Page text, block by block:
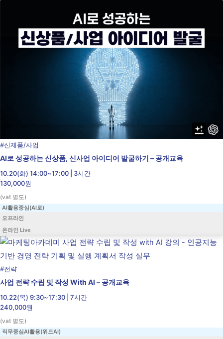
#신제품/사업
AI로 성공하는 신상품, 신사업 아이디어 발굴하기 – 공개교육
10.20(화) 14:00~17:00 | 3시간
130,000원
(vat 별도)
AI활용중심(AI로)
오프라인
온라인 Live
#전략
사업 전략 수립 및 작성 With AI – 공개교육
10.22(목) 9:30~17:30 | 7시간
240,000원
(vat 별도)
직무중심AI활용(위드AI)